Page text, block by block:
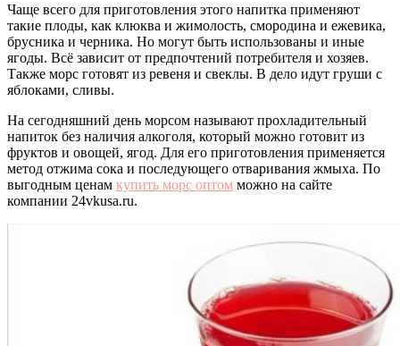
Чаще всего для приготовления этого напитка применяют
такие плоды, как клюква и жимолость, смородина и ежевика,
брусника и черника. Но могут быть использованы и иные
ягоды. Всё зависит от предпочтений потребителя и хозяев.
Также морс готовят из ревеня и свеклы. В дело идут груши с
яблоками, сливы.
На сегодняшний день морсом называют прохладительный
напиток без наличия алкоголя, который можно готовит из
фруктов и овощей, ягод. Для его приготовления применяется
метод отжима сока и последующего отваривания жмыха. По
выгодным ценам купить морс оптом можно на сайте
компании 24vkusa.ru.